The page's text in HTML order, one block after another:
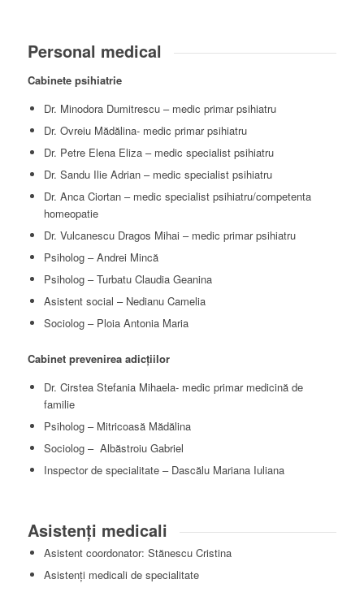
Personal medical
Cabinete psihiatrie
Dr. Minodora Dumitrescu – medic primar psihiatru
Dr. Ovreiu Mădălina- medic primar psihiatru
Dr. Petre Elena Eliza – medic specialist psihiatru
Dr. Sandu Ilie Adrian – medic specialist psihiatru
Dr. Anca Ciortan – medic specialist psihiatru/competenta
homeopatie
Dr. Vulcanescu Dragos Mihai – medic primar psihiatru
Psiholog – Andrei Mincă
Psiholog – Turbatu Claudia Geanina
Asistent social – Nedianu Camelia
Sociolog – Ploia Antonia Maria
Cabinet prevenirea adicţiilor
Dr. Cirstea Stefania Mihaela- medic primar medicină de
familie
Psiholog – Mitricoasă Mădălina
Sociolog – Albăstroiu Gabriel
Inspector de specialitate – Dascălu Mariana Iuliana
Asistenți medicali
Asistent coordonator: Stănescu Cristina
Asistenţi medicali de specialitate